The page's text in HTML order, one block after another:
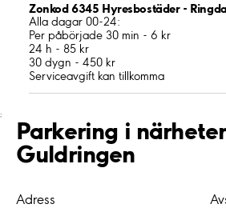
Zonkod 6345 Hyresbostäder -
Alla dagar 00-24:
Per påbörjade 30 min - 6 kr
24 h - 85 kr
30 dygn - 450 kr
Serviceavgift kan tillkomma
;
Parkering i
Guldringen
Adress